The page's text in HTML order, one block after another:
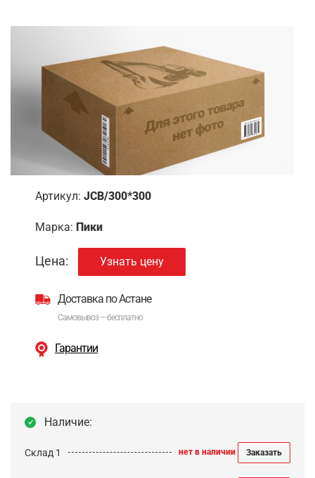
Артикул: JCB/300*300
Марка: Пики
Цена: Узнать цену
Доставка по Астане
Самовывоз — бесплатно
Гарантии
Наличие:
Склад 1 нет в наличии Заказать